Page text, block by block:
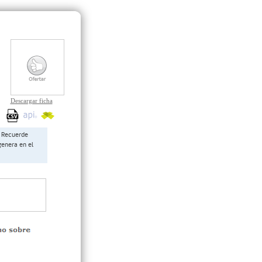
en el
Descargar ficha